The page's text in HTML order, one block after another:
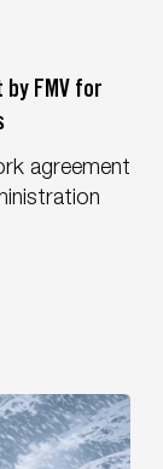
by FMV for
agreement